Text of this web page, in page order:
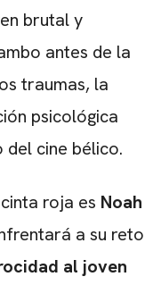
brutal y
antes de la
traumas, la
psicológica
del cine bélico.
roja es Noah
a su reto
al joven